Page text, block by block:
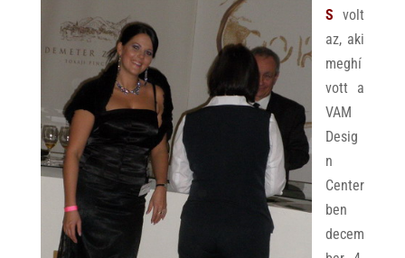
S volt
az, aki
meghí
vott a
VAM
Desig
n
Center
ben
decem